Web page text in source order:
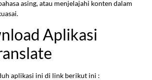
asing, atau menjelajahi konten dalam
Aplikasi
aplikasi ini di link berikut ini :